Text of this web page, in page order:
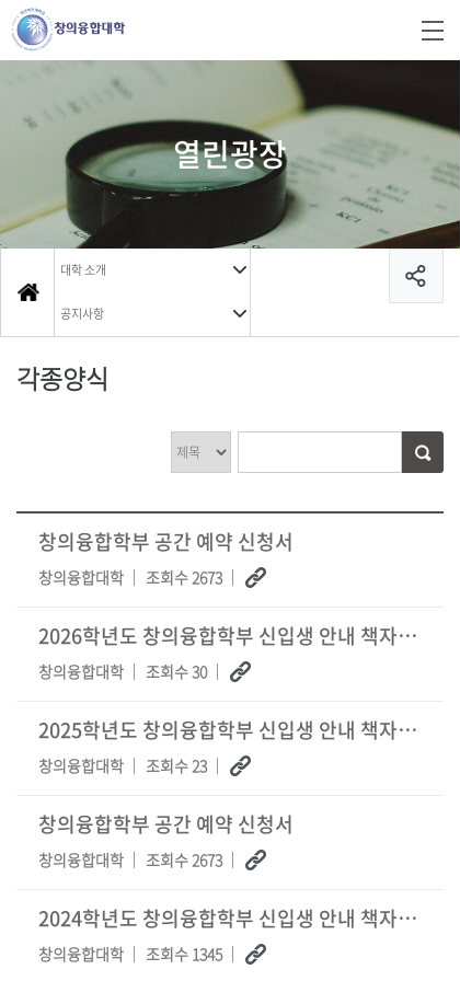
열린광장
대학 소개
공지사항
각종양식
창의융합학부 공간 예약 신청서
창의융합대학 조회수 2673
2026학년도 창의융합학부 신입생 안내 책자(학과 소개, 수강신청)
창의융합대학 조회수 30
2025학년도 창의융합학부 신입생 안내 책자(학과 소개, 수강신청)
창의융합대학 조회수 23
창의융합학부 공간 예약 신청서
창의융합대학 조회수 2673
2024학년도 창의융합학부 신입생 안내 책자(학과 소개, 수강신청)
창의융합대학 조회수 1345